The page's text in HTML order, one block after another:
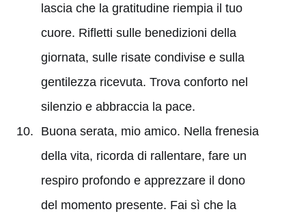
lascia che la gratitudine riempia il tuo
cuore. Rifletti sulle benedizioni della
giornata, sulle risate condivise e sulla
gentilezza ricevuta. Trova conforto nel
silenzio e abbraccia la pace.
Buona serata, mio amico. Nella frenesia
della vita, ricorda di rallentare, fare un
respiro profondo e apprezzare il dono
del momento presente. Fai sì che la